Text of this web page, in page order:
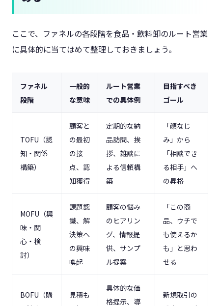
ここで、ファネルの各段階を食品・飲料卸のルート営業
に具体的に当てはめて整理しておきましょう。
ファネル
段階
一般的
な意味
ルート営業
での具体例
目指すべき
ゴール
TOFU（認
知・関係
構築）
顧客と
の最初
の接
点、認
知獲得
定期的な納
品訪問、挨
拶、雑談に
よる信頼構
築
「顔なじ
み」から
「相談でき
る相手」へ
の昇格
MOFU（興
味・関
心・検
討）
課題認
識、解
決策へ
の興味
喚起
顧客の悩み
のヒアリン
グ、情報提
供、サンプ
ル提案
「この商
品、ウチで
も使えるか
も」と思わ
せる
BOFU（購
見積も
具体的な価
格提示、導
新規取引の